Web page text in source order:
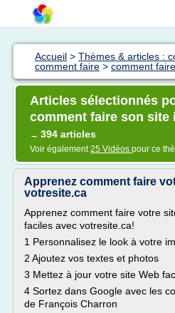
Accueil > Thèmes & articles :
comment faire > comment
Articles sélectionnés
comment faire son site
→ 394 articles
Voir également25 Vidéos pour ce
Apprenez comment faire
votresite.ca
Apprenez comment faire votre
faciles avec votresite.ca!
1 Personnalisez le look à votre
2 Ajoutez vos textes et photos
3 Mettez à jour votre site Web
4 Sortez dans Google avec les
de François Charron